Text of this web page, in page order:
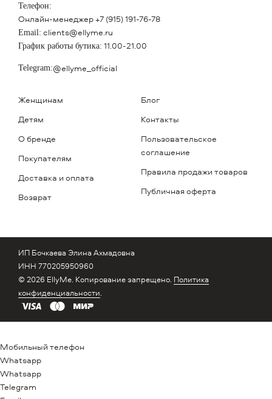
Телефон:
Онлайн-менеджер+7 (915) 191-76-78
Email: clients@ellyme.ru
График работы бутика: 11.00-21.00
Telegram:@ellyme_official
Женщинам
Детям
О бренде
Покупателям
Доставка и оплата
Возврат
Блог
Контакты
Пользовательское
соглашение
Правила продажи товаров
Публичная оферта
ИП Бочкаева Элина Ахмадовна
ИНН 770205950960
© 2026 EllyMe. Копирование запрещено. Политика
конфиденциальности.
Мобильный телефон
Whatsapp
Whatsapp
Telegram